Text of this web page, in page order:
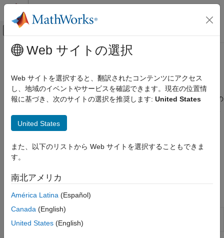
コンテンツへスキップ
オフキャンバス ナビゲーション メ
ドキュメンテーションのホーム
Antenna Toolbox
AI と最適化
カテゴリ
設計空間の探索
3 次元パターン再構成
アンテナおよびアレイの最適化
メインコンテンツ
設計空間の探索
設計空間を探索するためのアンテナの機械学習モデル
アンテナ カタログ要素の機械学習モデルを使用して、設計空間の
れらのモデルを使用するには、Antenna Toolbox™ ライセンスに
加えて、Statistics and Machine Learning Toolbox™ ライセンス
サポートされているカタログ要素の一覧については、
のドキュメンテーション ページを参照してください。
オブジェクト
AIAntenna
を探索する
Web サイトの選択
Web サイトを選択すると、翻訳されたコンテンツにアクセス
し、地域のイベントやサービスを確認できます。現在の位置情
報に基づき、次のサイトの選択を推奨します: United States
United States
また、以下のリストから Web サイトを選択することもできま
す。
南北アメリカ
América Latina (Español)
Canada (English)
United States (English)